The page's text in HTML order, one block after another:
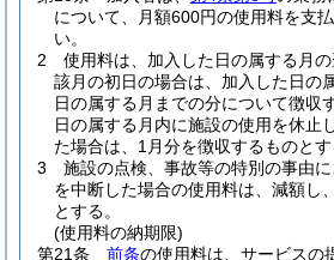
について、月額600円の使用料を支
い。
2
使用料は、加入した日の属する月の
該月の初日の場合は、加入した日の
日の属する月までの分について徴収す
日の属する月内に施設の使用を休止
た場合は、1月分を徴収するものとす
3
施設の点検、事故等の特別の事由
を中断した場合の使用料は、減額し
とする。
(使用料の納期限)
第21条
前条の使用料は、サービスの